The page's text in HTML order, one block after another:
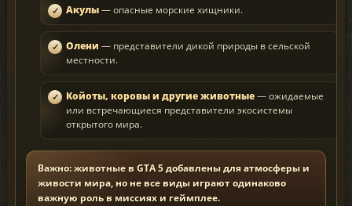
Акулы— опасные морские хищники.
Олени — представители дикой природы в сельской
местности.
Койоты, коровы и другие животные— ожидаемые
или встречающиеся представители экосистемы
открытого мира.
Важно: животные в GTA 5 добавлены для атмосферы и
живости мира, но не все виды играют одинаково
важную роль в миссиях и геймплее.